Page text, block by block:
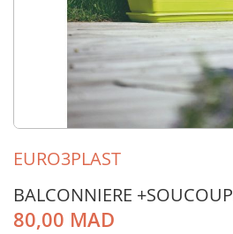
EURO3PLAST
BALCONNIERE
80,00 MAD
to
beginning
of
the